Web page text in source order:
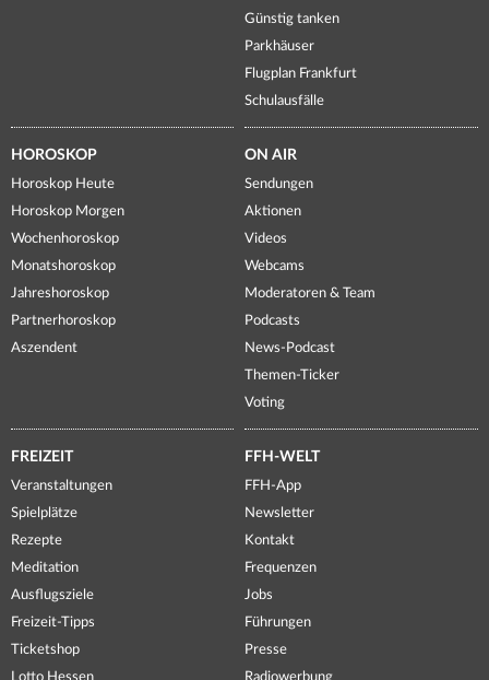
Günstig tanken
Parkhäuser
Flugplan Frankfurt
Schulausfälle
HOROSKOP
Horoskop Heute
Horoskop Morgen
Wochenhoroskop
Monatshoroskop
Jahreshoroskop
Partnerhoroskop
Aszendent
ON AIR
Sendungen
Aktionen
Videos
Webcams
Moderatoren & Team
Podcasts
News-Podcast
Themen-Ticker
Voting
FREIZEIT
Veranstaltungen
Spielplätze
Rezepte
Meditation
Ausflugsziele
Freizeit-Tipps
Ticketshop
Lotto Hessen
FFH-WELT
FFH-App
Newsletter
Kontakt
Frequenzen
Jobs
Führungen
Presse
Radiowerbung